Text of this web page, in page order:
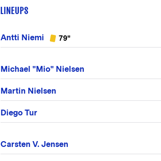
LINEUPS
Antti Niemi 79"
Michael "Mio" Nielsen
Martin Nielsen
Diego Tur
Carsten V. Jensen